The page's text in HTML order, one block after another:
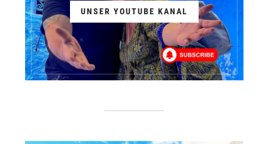
UNSER YOUTUBE KANAL